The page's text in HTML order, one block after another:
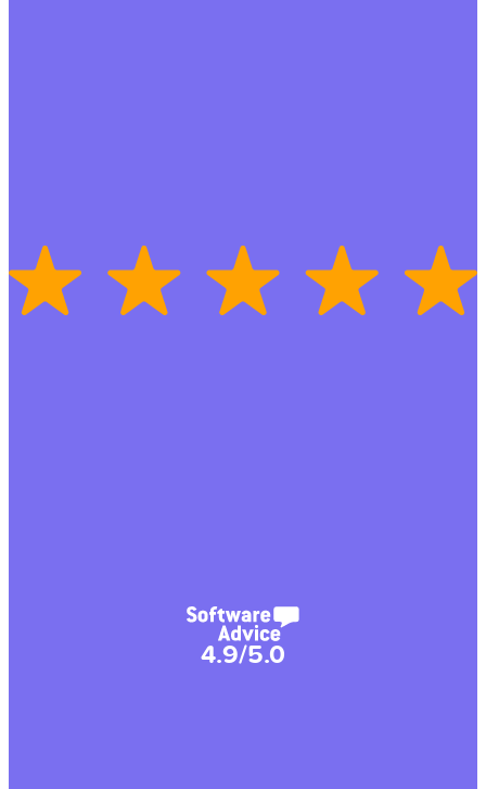
4.9/5.0